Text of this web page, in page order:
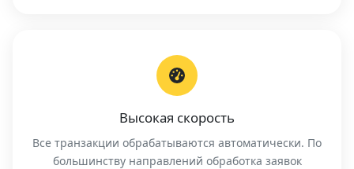
Высокая скорость
Все транзакции обрабатываются автоматически. По
большинству направлений обработка заявок